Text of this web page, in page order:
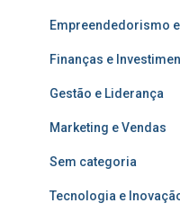
Empreendedorismo
Finanças e
Gestão e Liderança
Marketing e Vendas
Sem categoria
Tecnologia e